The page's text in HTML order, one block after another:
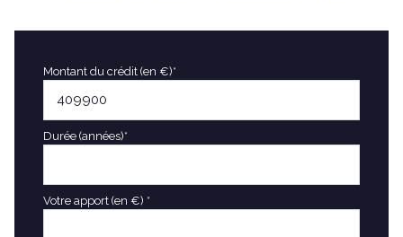
Montant du crédit (en €)*
Durée (années)*
Votre apport (en €) *